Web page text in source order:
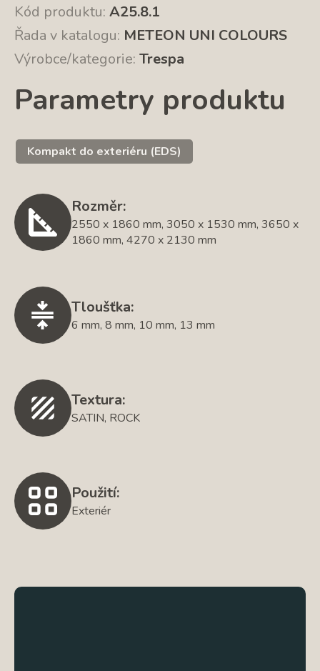
Kód produktu: A25.8.1
Řada v katalogu: METEON UNI COLOURS
Výrobce/kategorie: Trespa
Parametry produktu
Kompakt do exteriéru (EDS)
Rozměr:
2550 x 1860 mm, 3050 x 1530 mm, 3650 x
1860 mm, 4270 x 2130 mm
Tloušťka:
6 mm, 8 mm, 10 mm, 13 mm
Textura:
SATIN, ROCK
Použití:
Exteriér